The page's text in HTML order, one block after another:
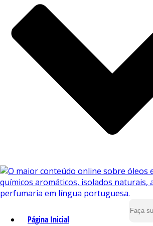
Página Inicial